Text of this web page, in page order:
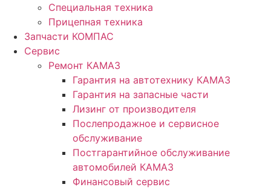
Специальная техника
Прицепная техника
Запчасти КОМПАС
Сервис
Ремонт КАМАЗ
Гарантия на автотехнику КАМАЗ
Гарантия на запасные части
Лизинг от производителя
Послепродажное и сервисное
обслуживание
Постгарантийное обслуживание
автомобилей КАМАЗ
Финансовый сервис